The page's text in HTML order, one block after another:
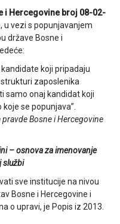
i Hercegovine broj 08-02-
u vezi s popunjavanjem
države Bosne i
koji pripadaju
zaposlenika
samo onaj kandidat koji
se popunjava”.
Bosne i Hercegovine
– osnova za imenovanje
službi
sve institucije na nivou
Bosne i Hercegovine i
o upravi, je Popis iz 2013.